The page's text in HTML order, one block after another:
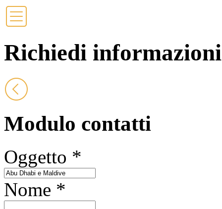
Richiedi informazioni
Modulo contatti
Oggetto *
Nome *